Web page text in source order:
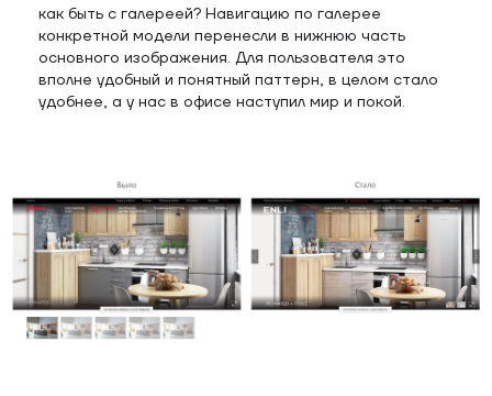
как быть с галереей? Навигацию по галерее
конкретной модели перенесли в нижнюю часть
основного изображения. Для пользователя это
вполне удобный и понятный паттерн, в целом стало
удобнее, а у нас в офисе наступил мир и покой.